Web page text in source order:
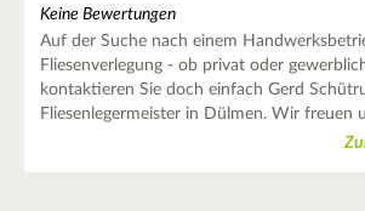
Keine Bewertungen
Auf der Suche nach einem
Fliesenverlegung - ob privat oder
kontaktieren Sie doch einfach Gerd
Fliesenlegermeister in Dülmen. Wir freuen